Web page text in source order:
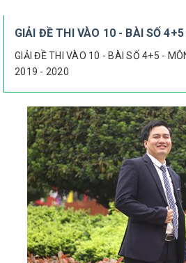
GIẢI ĐỀ THI VÀO 10 - BÀI SỐ
GIẢI ĐỀ THI VÀO 10 - BÀI SỐ 4+5 -
2019 - 2020